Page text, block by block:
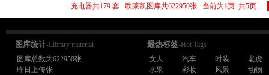
充电器共179 套 欧莱凯图库共622950张 当前为1页 共5页
图库统计-Library material
图库总数为622950张
昨日上传张
最热标签-Hot Tags
女人
汽车 时装
老虎
水果
彩妆 风景
动物